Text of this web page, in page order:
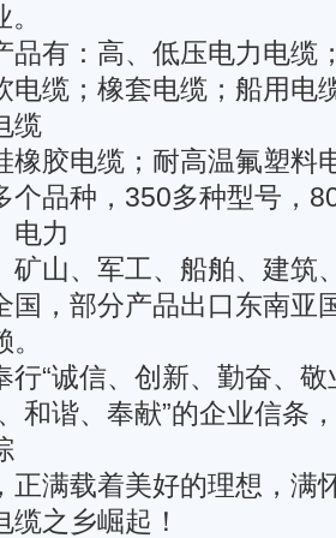
有：高、低压电力电缆
电缆；橡套电缆；船用电
缆
橡胶电缆；耐高温氟塑料
个品种，350多种型号，
电力
矿山、军工、船舶、建筑
国，部分产品出口东南亚
诚信、创新、勤奋、敬
和谐、奉献”的企业信条
正满载着美好的理想，满
之乡崛起！